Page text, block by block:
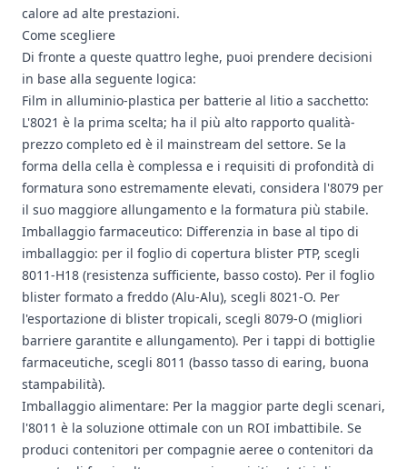
calore ad alte prestazioni.
Come scegliere
Di fronte a queste quattro leghe, puoi prendere decisioni
in base alla seguente logica:
Film in alluminio-plastica per batterie al litio a sacchetto:
L'8021 è la prima scelta; ha il più alto rapporto qualità-
prezzo completo ed è il mainstream del settore. Se la
forma della cella è complessa e i requisiti di profondità di
formatura sono estremamente elevati, considera l'8079 per
il suo maggiore allungamento e la formatura più stabile.
Imballaggio farmaceutico: Differenzia in base al tipo di
imballaggio: per il foglio di copertura blister PTP, scegli
8011-H18 (resistenza sufficiente, basso costo). Per il foglio
blister formato a freddo (Alu-Alu), scegli 8021-O. Per
l'esportazione di blister tropicali, scegli 8079-O (migliori
barriere garantite e allungamento). Per i tappi di bottiglie
farmaceutiche, scegli 8011 (basso tasso di earing, buona
stampabilità).
Imballaggio alimentare: Per la maggior parte degli scenari,
l'8011 è la soluzione ottimale con un ROI imbattibile. Se
produci contenitori per compagnie aeree o contenitori da